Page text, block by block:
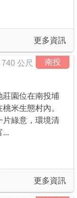
更多資訊
南投
公尺
莊園位在南投埔
米生態村內。
片綠意，環境清
...
更多資訊